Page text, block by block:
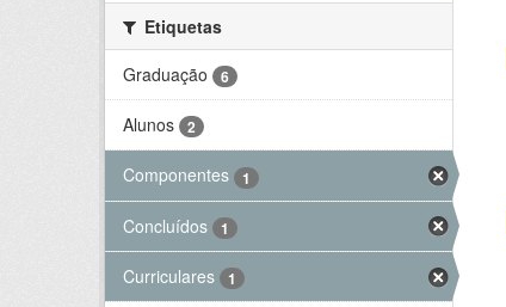
Etiquetas
Graduação
6
Alunos 2
Componentes 1
Concluídos 1
Curriculares 1